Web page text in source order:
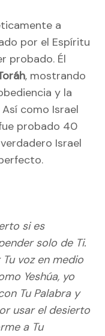
a
por el Espíritu
probado. Él
, mostrando
y la
como Israel
probado 40
Israel
si es
solo de Ti.
voz en medio
Yeshúa, yo
Tu Palabra y
usar el desierto
a Tu